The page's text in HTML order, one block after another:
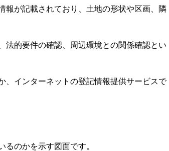
報が記載されており、土地の形状や区画、隣
法的要件の確認、周辺環境との関係確認とい
、インターネットの登記情報提供サービスで
のかを示す図面です。